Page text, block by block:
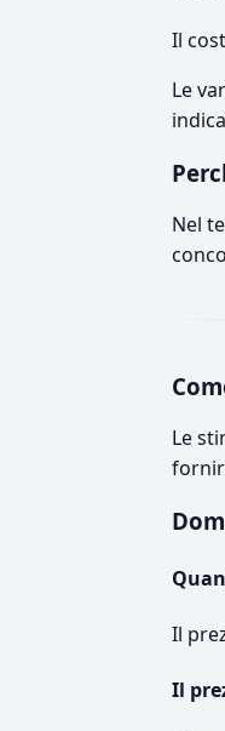
Il
Le
Nel
Le
Il
Il